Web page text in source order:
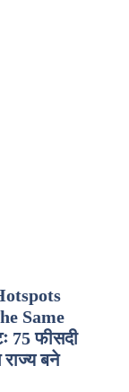
Same
75 फीसदी
बने